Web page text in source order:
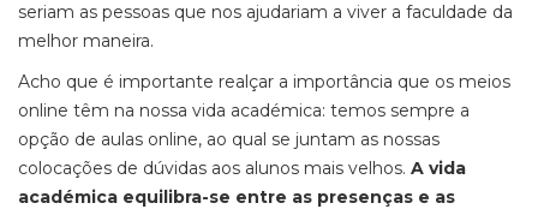
seriam as pessoas que nos ajudariam a viver a faculdade da
melhor maneira.
Acho que é importante realçar a importância que os meios
online têm na nossa vida académica: temos sempre a
opção de aulas online, ao qual se juntam as nossas
colocações de dúvidas aos alunos mais velhos. A vida
académica equilibra-se entre as presenças e as